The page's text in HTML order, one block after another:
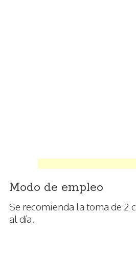
Modo de empleo
Se recomienda la toma de 2
al día.